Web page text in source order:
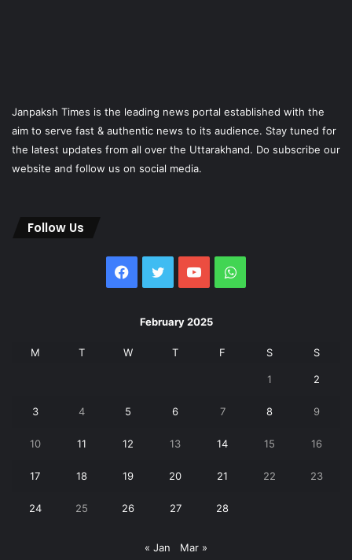
Janpaksh Times is the leading news portal established with the
aim to serve fast & authentic news to its audience. Stay tuned for
the latest updates from all over the Uttarakhand. Do subscribe our
website and follow us on social media.
Follow Us
Facebook
Twitter YouTubeWhatsApp
February 2025
M T W T F S S
1 2
3 4 5 6 7 8 9
10 11 12 13 14 15 16
17 18 19 20 21 22 23
24 25 26 27 28
« Jan Mar »